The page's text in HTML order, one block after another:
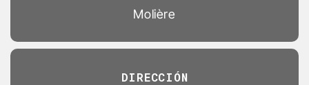
Molière
DIRECCIÓN